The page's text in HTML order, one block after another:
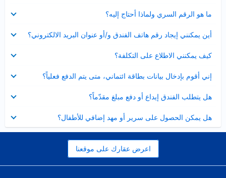
ما هو الرقم السري ولماذا أحتاج إليه؟
مصغر
أين يمكنني إيجاد رقم هاتف الفندق و/أو عنوان البريد الالكتروني؟
عرض
مصغر
كيف يمكنني الاطلاع على التكلفة؟
مصغر
إني أقوم بإدخال بيانات بطاقة ائتماني، متى يتم الدفع فعلياً؟
مصغر
هل يتطلب الفندق إيداع أو دفع مبلغ مقدّماً؟
مصغر
هل يمكن الحصول على سرير أو مهد إضافي للأطفال؟
مصغر
اعرض عقارك على موقعنا